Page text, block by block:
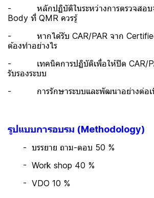
- หลักปฏิบัติในระหว่างการตรวจสอบ
Body ที่ QMR ควรรู้
- หากได้รับ CAR/PAR จาก
ต้องทำอย่างไร
- เทคนิคการปฏิบัติเพื่อให้ปิด CAR/
รับรองระบบ
- การรักษาระบบและพัฒนาอย่างต่อเนื่
รูปแบบการอบรม (Methodology)
- บรรยาย ถาม-ตอบ 50 %
- Work shop 40 %
- VDO 10 %